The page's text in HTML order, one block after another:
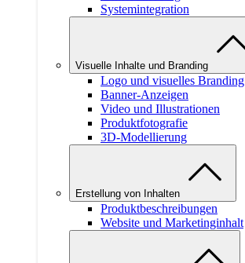
Systemintegration
Visuelle Inhalte und Branding
Logo und visuelles Branding
Banner-Anzeigen
Video und Illustrationen
Produktfotografie
3D-Modellierung
Erstellung von Inhalten
Produktbeschreibungen
Website und Marketinginhalt